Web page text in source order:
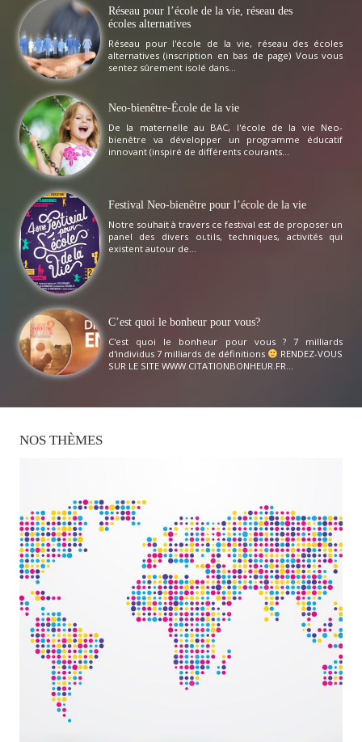
Réseau pour l’école de la vie, réseau des
écoles alternatives
Réseau pour l'école de la vie, réseau des écoles
alternatives (inscription en bas de page) Vous vous
sentez sûrement isolé dans...
Neo-bienêtre-École de la vie
De la maternelle au BAC, l'école de la vie Neo-
bienêtre va développer un programme éducatif
innovant (inspiré de différents courants...
Festival Neo-bienêtre pour l’école de la vie
Notre souhait à travers ce festival est de proposer un
panel des divers outils, techniques, activités qui
existent autour de...
C’est quoi le bonheur pour vous?
C'est quoi le bonheur pour vous ? 7 milliards
d'individus 7 milliards de définitions
RENDEZ-VOUS
SUR LE SITE WWW.CITATIONBONHEUR.FR...
NOS THÈMES